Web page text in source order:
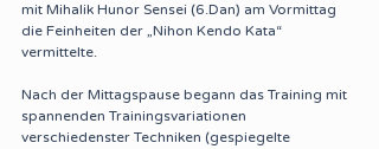
mit Mihalik Hunor Sensei (6.Dan) am Vormittag
die Feinheiten der „Nihon Kendo Kata“
vermittelte.
Nach der Mittagspause begann das Training mit
spannenden Trainingsvariationen
verschiedenster Techniken (gespiegelte